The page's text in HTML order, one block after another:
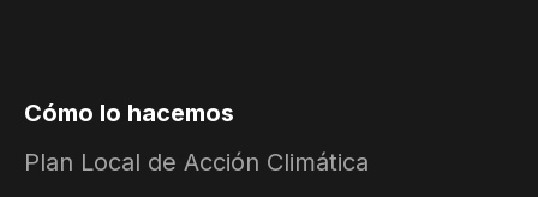
Cómo lo hacemos
Plan Local de Acción Climática